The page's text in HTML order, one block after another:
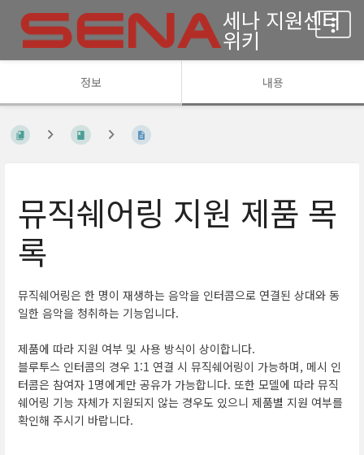
세나 지원센터
위키
정보 내용
뮤직쉐어링 지원 제품 목
록
뮤직쉐어링은 한 명이 재생하는 음악을 인터콤으로 연결된 상대와 동
일한 음악을 청취하는 기능입니다.
제품에 따라 지원 여부 및 사용 방식이 상이합니다.
블루투스 인터콤의 경우 1:1 연결 시 뮤직쉐어링이 가능하며, 메시 인
터콤은 참여자 1명에게만 공유가 가능합니다. 또한 모델에 따라 뮤직
쉐어링 기능 자체가 지원되지 않는 경우도 있으니 제품별 지원 여부를
확인해 주시기 바랍니다.